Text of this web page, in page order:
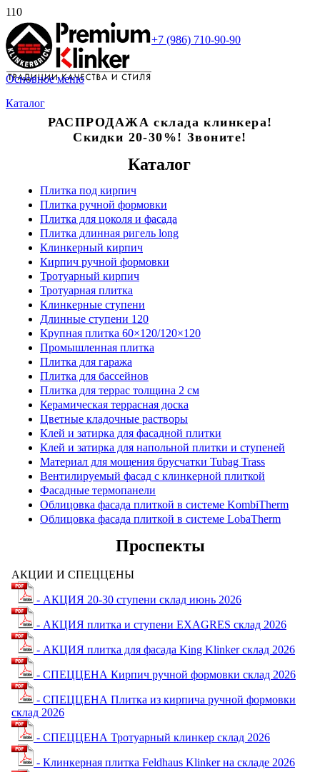
+7 (986) 710-90-90
Основное меню
Каталог
РАСПРОДАЖА склада клинкера!
Скидки 20-30%! Звоните!
Каталог
Плитка под кирпич
Плитка ручной формовки
Плитка для цоколя и фасада
Плитка длинная ригель long
Клинкерный кирпич
Кирпич ручной формовки
Тротуарный кирпич
Тротуарная плитка
Клинкерные ступени
Длинные ступени 120
Крупная плитка 60×120/120×120
Промышленная плитка
Плитка для гаража
Плитка для бассейнов
Плитка для террас толщина 2 см
Керамическая террасная доска
Цветные кладочные растворы
Клей и затирка для фасадной плитки
Клей и затирка для напольной плитки и ступеней
Материал для мощения брусчатки Tubag Trass
Вентилируемый фасад с клинкерной плиткой
Фасадные термопанели
Облицовка фасада плиткой в системе KombiTherm
Облицовка фасада плиткой в системе LobaTherm
Проспекты
АКЦИИ И СПЕЦЦЕНЫ
- АКЦИЯ 20-30 ступени склад июнь 2026
- АКЦИЯ плитка и ступени EXAGRES склад 2026
- АКЦИЯ плитка для фасада King Klinker склад 2026
- СПЕЦЦЕНА Кирпич ручной формовки склад 2026
- СПЕЦЦЕНА Плитка из кирпича ручной формовки
склад 2026
- СПЕЦЦЕНА Тротуарный клинкер склад 2026
- Клинкерная плитка Feldhaus Klinker на складе 2026